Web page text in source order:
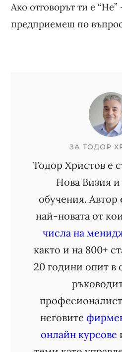
Ако отговорът ти е
предприемеш по
ЗА ТОДОР
Тодор Христов е
Нова Визия
обучения. Автор
най-новата от
числа на
както и на 800+
20 години опит в
неговите
онлайн курсове